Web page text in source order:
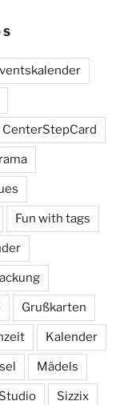
CenterStepCard
Fun with tags
Grußkarten
Kalender
Mädels
Sizzix